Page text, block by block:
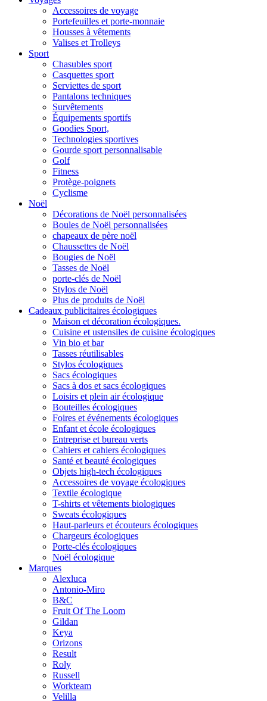
Accessoires de voyage
Portefeuilles et porte-monnaie
Housses à vêtements
Valises et Trolleys
Sport
Chasubles sport
Casquettes sport
Serviettes de sport
Pantalons techniques
Survêtements
Équipements sportifs
Goodies Sport,
Technologies sportives
Gourde sport personnalisable
Golf
Fitness
Protège-poignets
Cyclisme
Noël
Décorations de Noël personnalisées
Boules de Noël personnalisées
chapeaux de père noël
Chaussettes de Noël
Bougies de Noël
Tasses de Noël
porte-clés de Noël
Stylos de Noël
Plus de produits de Noël
Cadeaux publicitaires écologiques
Maison et décoration écologiques.
Cuisine et ustensiles de cuisine écologiques
Vin bio et bar
Tasses réutilisables
Stylos écologiques
Sacs écologiques
Sacs à dos et sacs écologiques
Loisirs et plein air écologique
Bouteilles écologiques
Foires et événements écologiques
Enfant et école écologiques
Entreprise et bureau verts
Cahiers et cahiers écologiques
Santé et beauté écologiques
Objets high-tech écologiques
Accessoires de voyage écologiques
Textile écologique
T-shirts et vêtements biologiques
Sweats écologiques
Haut-parleurs et écouteurs écologiques
Chargeurs écologiques
Porte-clés écologiques
Noël écologique
Marques
Alexluca
Antonio-Miro
B&C
Fruit Of The Loom
Gildan
Keya
Orizons
Result
Roly
Russell
Workteam
Velilla